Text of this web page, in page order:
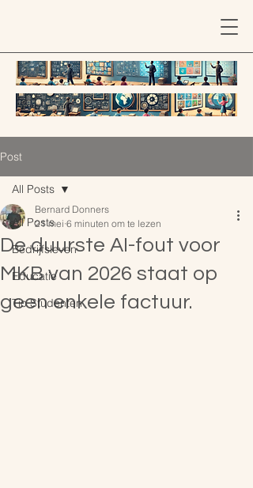
Post
All Posts
Bedrijfsleven
Educatie
Tio Studenten
All Posts
De duurste AI-fout voor
MKB van 2026 staat op
geen enkele factuur.
Bernard Donners
21 mei 6 minuten om te lezen